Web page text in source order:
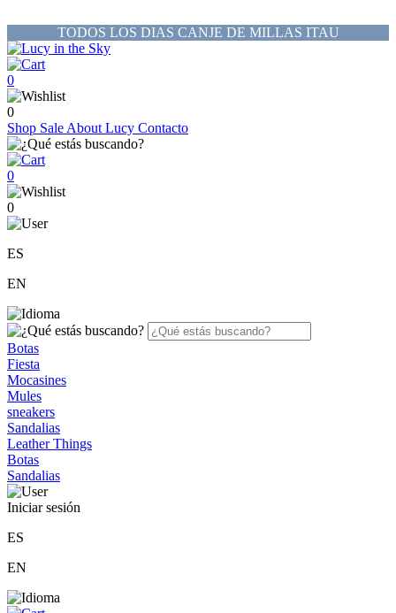
TODOS LOS DIAS CANJE DE MILLAS ITAU
0
0
Shop Sale About Lucy Contacto
0
0
ES
EN
Botas
Fiesta
Mocasines
Mules
sneakers
Sandalias
Leather Things
Botas
Sandalias
Iniciar sesión
ES
EN